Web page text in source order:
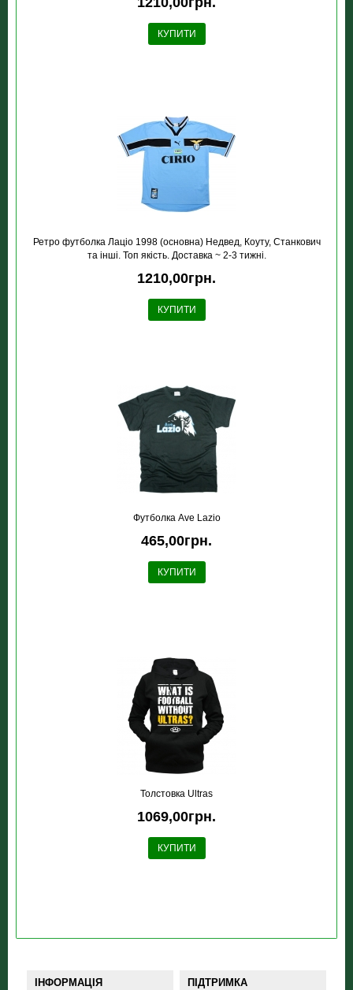
КУПИТИ
Ретро футболка Лацiо 1998 (основна) Недвед, Коуту, Станкович
та інші. Топ якість. Доставка ~ 2-3 тижні.
1210,00грн.
КУПИТИ
Футболка Ave Lazio
465,00грн.
КУПИТИ
Толстовка Ultras
1069,00грн.
КУПИТИ
ІНФОРМАЦІЯ ПІДТРИМКА